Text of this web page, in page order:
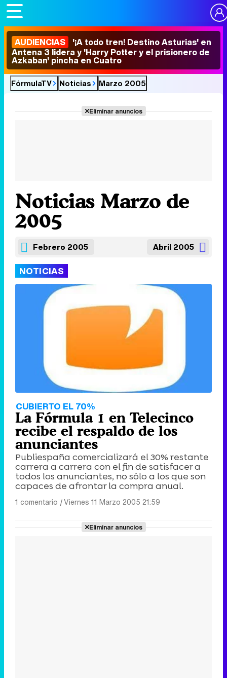
AUDIENCIAS '¡A todo tren! Destino Asturias' en
Antena 3 lidera y 'Harry Potter y el prisionero de
Azkaban' pincha en Cuatro
FórmulaTV Noticias Marzo 2005
Eliminar anuncios
Noticias Marzo de
2005
Febrero 2005 Abril 2005
NOTICIAS
CUBIERTO EL 70%
La Fórmula 1 en Telecinco
recibe el respaldo de los
anunciantes
Publiespaña comercializará el 30% restante
carrera a carrera con el fin de satisfacer a
todos los anunciantes, no sólo a los que son
capaces de afrontar la compra anual.
1 comentario |Viernes 11 Marzo 2005 21:59
Eliminar anuncios